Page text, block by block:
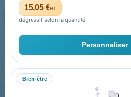
15,05 €HT
dégressif selon la quantité
Personnaliser
Bien-être
Vous pouvez vous désinscrire à tout
cela nos informations de contact dans
site.
Collectivités &